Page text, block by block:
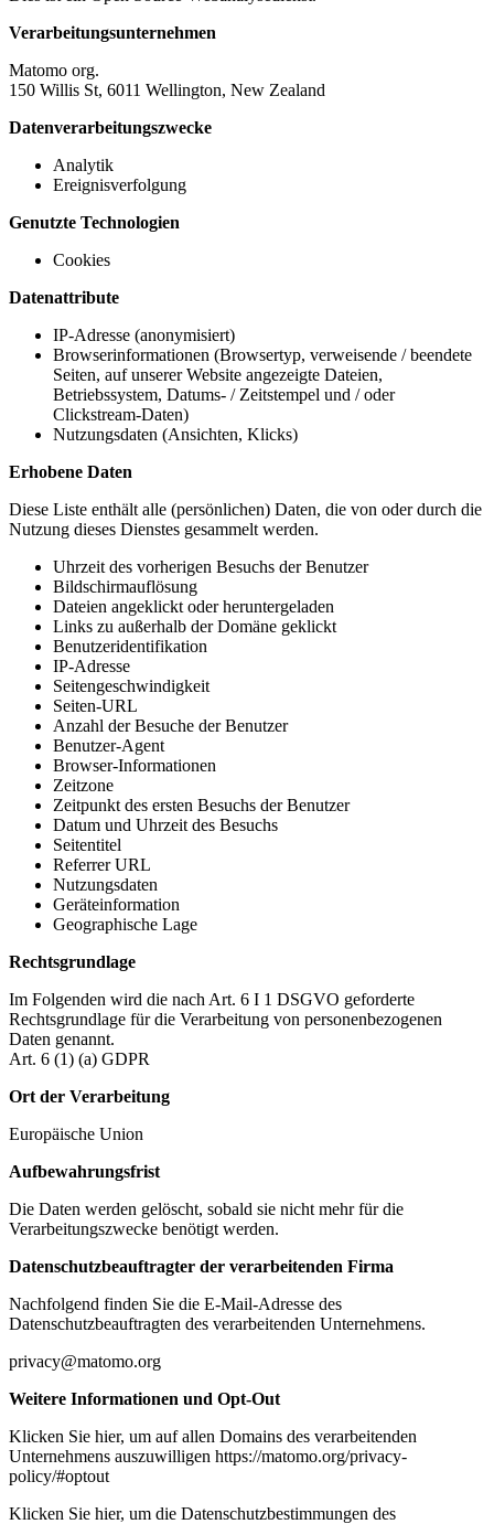
Verarbeitungsunternehmen
Matomo org.
150 Willis St, 6011 Wellington, New Zealand
Datenverarbeitungszwecke
Analytik
Ereignisverfolgung
Genutzte Technologien
Cookies
Datenattribute
IP-Adresse (anonymisiert)
Browserinformationen (Browsertyp, verweisende / beendete
Seiten, auf unserer Website angezeigte Dateien,
Betriebssystem, Datums- / Zeitstempel und / oder
Clickstream-Daten)
Nutzungsdaten (Ansichten, Klicks)
Erhobene Daten
Diese Liste enthält alle (persönlichen) Daten, die von oder durch die
Nutzung dieses Dienstes gesammelt werden.
Uhrzeit des vorherigen Besuchs der Benutzer
Bildschirmauflösung
Dateien angeklickt oder heruntergeladen
Links zu außerhalb der Domäne geklickt
Benutzeridentifikation
IP-Adresse
Seitengeschwindigkeit
Seiten-URL
Anzahl der Besuche der Benutzer
Benutzer-Agent
Browser-Informationen
Zeitzone
Zeitpunkt des ersten Besuchs der Benutzer
Datum und Uhrzeit des Besuchs
Seitentitel
Referrer URL
Nutzungsdaten
Geräteinformation
Geographische Lage
Rechtsgrundlage
Im Folgenden wird die nach Art. 6 I 1 DSGVO geforderte
Rechtsgrundlage für die Verarbeitung von personenbezogenen
Daten genannt.
Art. 6 (1) (a) GDPR
Ort der Verarbeitung
Europäische Union
Aufbewahrungsfrist
Die Daten werden gelöscht, sobald sie nicht mehr für die
Verarbeitungszwecke benötigt werden.
Datenschutzbeauftragter der verarbeitenden Firma
Nachfolgend finden Sie die E-Mail-Adresse des
Datenschutzbeauftragten des verarbeitenden Unternehmens.
privacy@matomo.org
Weitere Informationen und Opt-Out
Klicken Sie hier, um auf allen Domains des verarbeitenden
Unternehmens auszuwilligen https://matomo.org/privacy-
policy/#optout
Klicken Sie hier, um die Datenschutzbestimmungen des